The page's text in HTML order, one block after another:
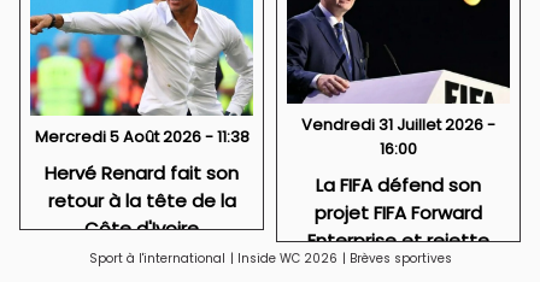
Mercredi 5 Août 2026 - 11:38
Hervé Renard fait son
retour à la tête de la
Côte d'Ivoire
Vendredi 31 Juillet 2026 -
16:00
La FIFA défend son
projet FIFA Forward
Enterprise et rejette
toute idée de
Sport à l'international | Inside WC 2026 | Brèves sportives